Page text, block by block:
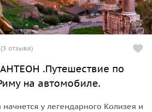
(3 отзыва)
.Путешествие по
на автомобиле.
у легендарного Колизея и